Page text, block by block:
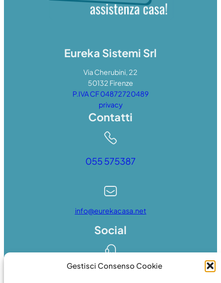
Gestisci Consenso Cookie
Eureka Sistemi Srl
Via Cherubini, 22
50132 Firenze
P.IVA CF 04872720489
privacy
Contatti
055 575387
info@eurekacasa.net
Social